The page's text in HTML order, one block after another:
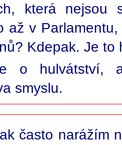
která
až v
Kdepak. Je to
o hulvátství,
smyslu.
často narážím